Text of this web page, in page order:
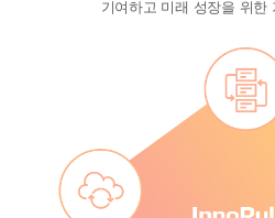
기여하고 미래 성장을 위한